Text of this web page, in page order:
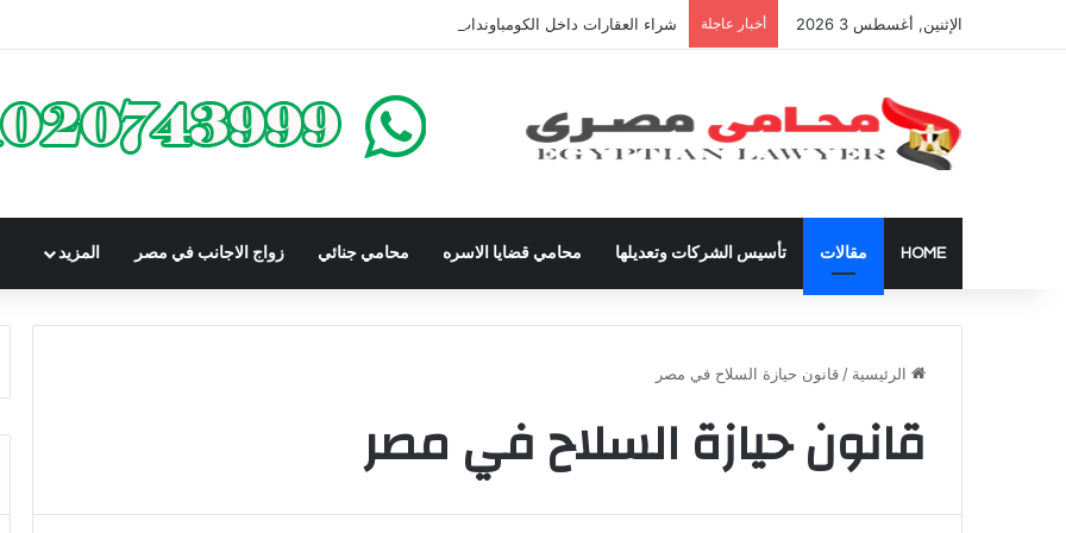
الإثنين, أغسطس 3 2026 أخبار عاجلة شراء العقارات داخل الكومباوندات تحت الإنشاء | أهم البنود التي تحمي المشتري في القانون المصري
HOME مقالات تأسيس الشركات وتعديلها محامي قضايا الاسره محامي جنائي زواج الاجانب في مصر المزيد
الرئيسية / قانون حيازة السلاح في مصر
قانون حيازة السلاح في مصر